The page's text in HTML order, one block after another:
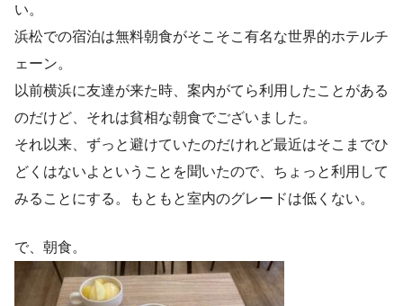
い。
浜松での宿泊は無料朝食がそこそこ有名な世界的ホテルチ
ェーン。
以前横浜に友達が来た時、案内がてら利用したことがある
のだけど、それは貧相な朝食でございました。
それ以来、ずっと避けていたのだけれど最近はそこまでひ
どくはないよということを聞いたので、ちょっと利用して
みることにする。もともと室内のグレードは低くない。
で、朝食。